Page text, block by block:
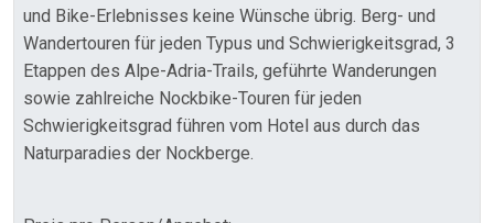
und Bike-Erlebnisses keine Wünsche übrig. Berg- und
Wandertouren für jeden Typus und Schwierigkeitsgrad, 3
Etappen des Alpe-Adria-Trails, geführte Wanderungen
sowie zahlreiche Nockbike-Touren für jeden
Schwierigkeitsgrad führen vom Hotel aus durch das
Naturparadies der Nockberge.